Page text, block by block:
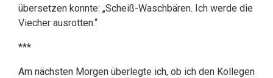
übersetzen konnte: „Scheiß-Waschbären. Ich werde die
Viecher ausrotten.“
***
Am nächsten Morgen überlegte ich, ob ich den Kollegen